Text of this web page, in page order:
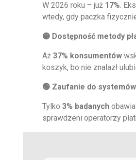
W 2026 roku – już 17%.
wtedy, gdy paczka
🟡 Dostępność metody
Aż 37% konsumentów
koszyk, bo nie znalazł
🟢 Zaufanie do
Tylko 3% badanych
sprawdzeni operatorzy